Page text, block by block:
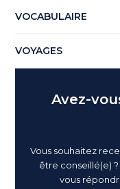
VOCABULAIRE
VOYAGES
Avez-
Vous souhaitez
être conseillé(e)
vous